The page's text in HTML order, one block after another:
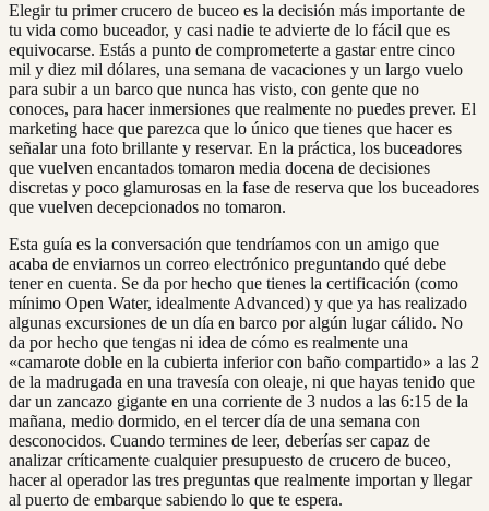
Elegir tu primer crucero de buceo es la decisión más importante de
tu vida como buceador, y casi nadie te advierte de lo fácil que es
equivocarse. Estás a punto de comprometerte a gastar entre cinco
mil y diez mil dólares, una semana de vacaciones y un largo vuelo
para subir a un barco que nunca has visto, con gente que no
conoces, para hacer inmersiones que realmente no puedes prever. El
marketing hace que parezca que lo único que tienes que hacer es
señalar una foto brillante y reservar. En la práctica, los buceadores
que vuelven encantados tomaron media docena de decisiones
discretas y poco glamurosas en la fase de reserva que los buceadores
que vuelven decepcionados no tomaron.
Esta guía es la conversación que tendríamos con un amigo que
acaba de enviarnos un correo electrónico preguntando qué debe
tener en cuenta. Se da por hecho que tienes la certificación (como
mínimo Open Water, idealmente Advanced) y que ya has realizado
algunas excursiones de un día en barco por algún lugar cálido. No
da por hecho que tengas ni idea de cómo es realmente una
«camarote doble en la cubierta inferior con baño compartido» a las 2
de la madrugada en una travesía con oleaje, ni que hayas tenido que
dar un zancazo gigante en una corriente de 3 nudos a las 6:15 de la
mañana, medio dormido, en el tercer día de una semana con
desconocidos. Cuando termines de leer, deberías ser capaz de
analizar críticamente cualquier presupuesto de crucero de buceo,
hacer al operador las tres preguntas que realmente importan y llegar
al puerto de embarque sabiendo lo que te espera.